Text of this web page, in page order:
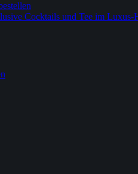
Cocktails und Tee im Luxus-